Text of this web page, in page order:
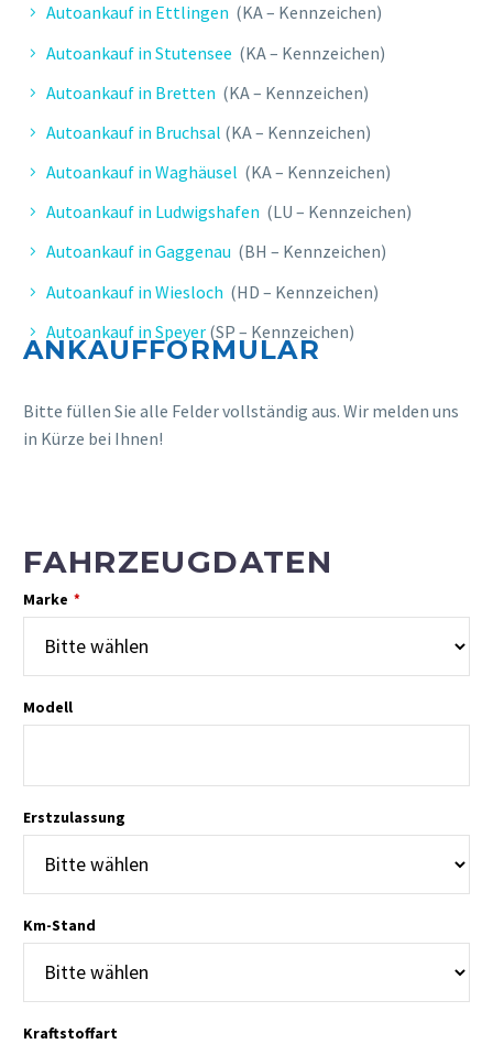
Autoankauf in Ettlingen (KA – Kennzeichen)
Autoankauf in Stutensee (KA – Kennzeichen)
Autoankauf in Bretten (KA – Kennzeichen)
Autoankauf in Bruchsal (KA – Kennzeichen)
Autoankauf in Waghäusel (KA – Kennzeichen)
Autoankauf in Ludwigshafen (LU – Kennzeichen)
Autoankauf in Gaggenau (BH – Kennzeichen)
Autoankauf in Wiesloch (HD – Kennzeichen)
Autoankauf in Speyer (SP – Kennzeichen)
ANKAUFFORMULAR
Bitte füllen Sie alle Felder vollständig aus. Wir melden uns
in Kürze bei Ihnen!
FAHRZEUGDATEN
Marke *
Modell
Erstzulassung
Km-Stand
Kraftstoffart